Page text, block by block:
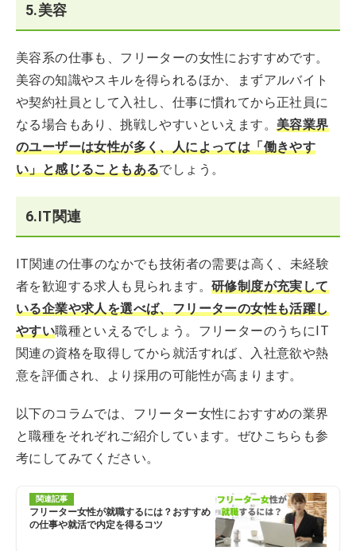
5.美容
美容系の仕事も、フリーターの女性におすすめです。
美容の知識やスキルを得られるほか、まずアルバイト
や契約社員として入社し、仕事に慣れてから正社員に
なる場合もあり、挑戦しやすいといえます。 美容業界
のユーザーは女性が多く、人によっては「働きやす
い」と感じることもあるでしょう。
6.IT関連
IT関連の仕事のなかでも技術者の需要は高く、未経験
者を歓迎する求人も見られます。 研修制度が充実して
いる企業や求人を選べば、フリーターの女性も活躍し
やすい職種といえるでしょう。フリーターのうちにIT
関連の資格を取得してから就活すれば、入社意欲や熱
意を評価され、より採用の可能性が高まります。
以下のコラムでは、フリーター女性におすすめの業界
と職種をそれぞれご紹介しています。ぜひこちらも参
考にしてみてください。
関連記事
フリーター女性が就職するには？おすすめ
の仕事や就活で内定を得るコツ